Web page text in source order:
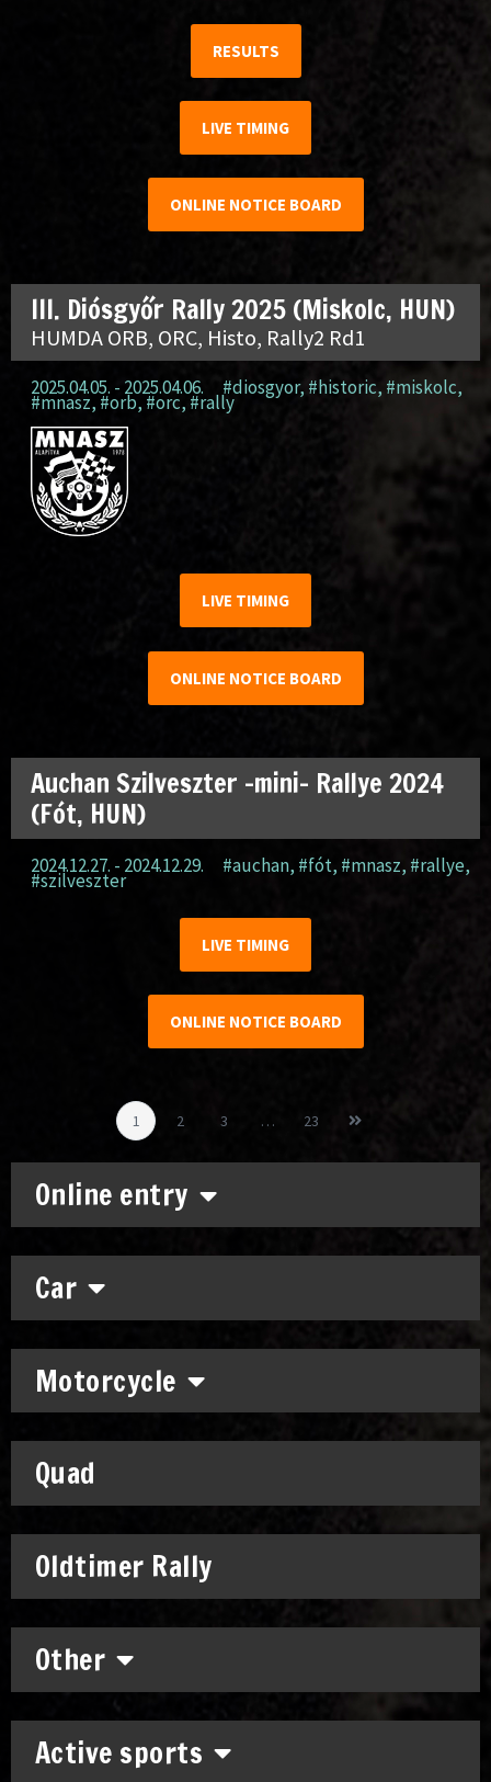
Online entry
Car
Motorcycle
Quad
Oldtimer Rally
Other
Active sports
RESULTS
LIVE TIMING
ONLINE NOTICE BOARD
III. Diósgyőr Rally 2025 (Miskolc, HUN)
HUMDA ORB, ORC, Histo, Rally2 Rd1
2025.04.05. - 2025.04.06. #diosgyor, #historic,#miskolc,
#mnasz, #orb, #orc, #rally
LIVE TIMING
ONLINE NOTICE BOARD
Auchan Szilveszter -mini- Rallye 2024
(Fót, HUN)
2024.12.27. - 2024.12.29. #auchan, #fót, #mnasz, #rallye,
#szilveszter
LIVE TIMING
ONLINE NOTICE BOARD
1 2 3 … 23